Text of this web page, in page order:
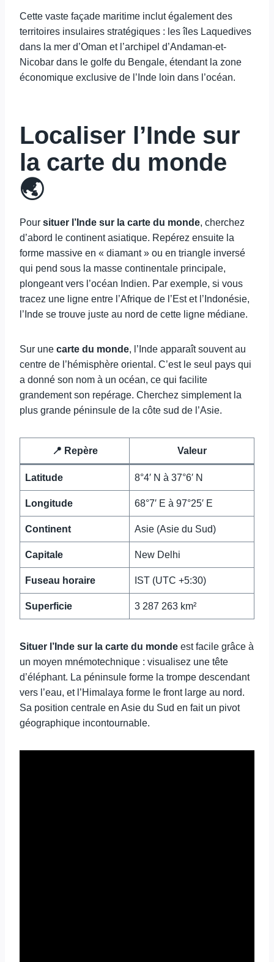
Cette vaste façade maritime inclut également des
territoires insulaires stratégiques : les îles Laquedives
dans la mer d’Oman et l’archipel d’Andaman-et-
Nicobar dans le golfe du Bengale, étendant la zone
économique exclusive de l’Inde loin dans l’océan.
Localiser l’Inde sur
la carte du monde
🌏
Pour situer l’Inde sur la carte du monde, cherchez
d’abord le continent asiatique. Repérez ensuite la
forme massive en « diamant » ou en triangle inversé
qui pend sous la masse continentale principale,
plongeant vers l’océan Indien. Par exemple, si vous
tracez une ligne entre l’Afrique de l’Est et l’Indonésie,
l’Inde se trouve juste au nord de cette ligne médiane.
Sur une carte du monde, l’Inde apparaît souvent au
centre de l’hémisphère oriental. C’est le seul pays qui
a donné son nom à un océan, ce qui facilite
grandement son repérage. Cherchez simplement la
plus grande péninsule de la côte sud de l’Asie.
📍 Repère Valeur
Latitude 8°4′ N à 37°6′ N
Longitude 68°7′ E à 97°25′ E
Continent Asie (Asie du Sud)
Capitale New Delhi
Fuseau horaire IST (UTC +5:30)
Superficie 3 287 263 km²
Situer l’Inde sur la carte du monde est facile grâce à
un moyen mnémotechnique : visualisez une tête
d’éléphant. La péninsule forme la trompe descendant
vers l’eau, et l’Himalaya forme le front large au nord.
Sa position centrale en Asie du Sud en fait un pivot
géographique incontournable.